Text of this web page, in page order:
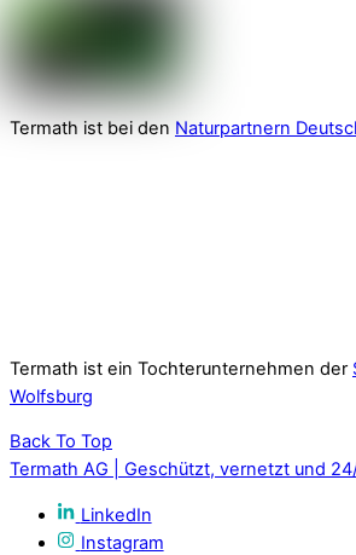
Termath ist bei den Naturpartnern
Termath ist ein Tochterunternehmen der
Wolfsburg
Back To Top
Termath AG | Geschützt, vernetzt und
LinkedIn
Instagram